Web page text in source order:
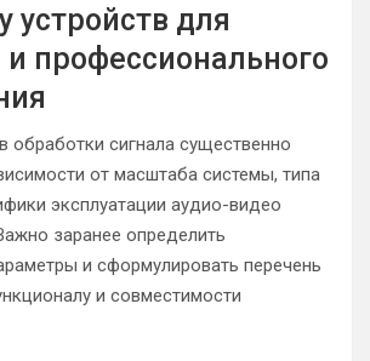
устройств для
и профессионального
обработки сигнала существенно
от масштаба системы, типа
эксплуатации аудио-видео
заранее определить
и сформулировать перечень
и совместимости